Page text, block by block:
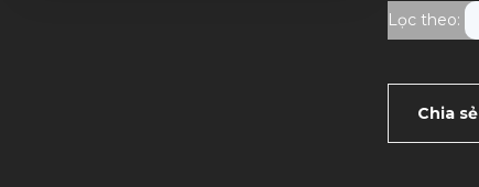
Lọc theo:
Chia sẻ